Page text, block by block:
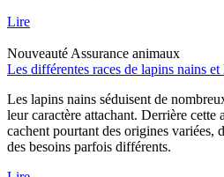
Lire
Nouveauté Assurance animaux
Les différentes races de lapins nains
Les lapins nains séduisent de
leur caractère attachant. Derrière cette
cachent pourtant des origines variées,
des besoins parfois différents.